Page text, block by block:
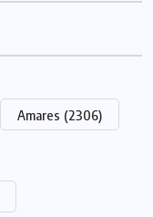
Amares (2306)